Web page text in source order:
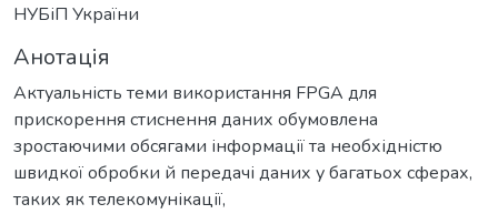
НУБіП України
Анотація
Актуальність теми використання FPGA для
прискорення стиснення даних обумовлена
зростаючими обсягами інформації та необхідністю
швидкої обробки й передачі даних у багатьох сферах,
таких як телекомунікації,